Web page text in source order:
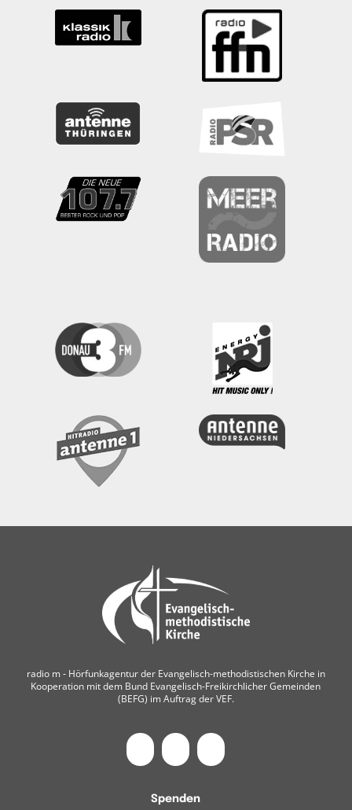
radio m ‐ Hörfunkagentur der Evangelisch-methodistischen Kirche in
Kooperation mit dem Bund Evangelisch-Freikirchlicher Gemeinden
(BEFG) im Auftrag der VEF.
Spenden